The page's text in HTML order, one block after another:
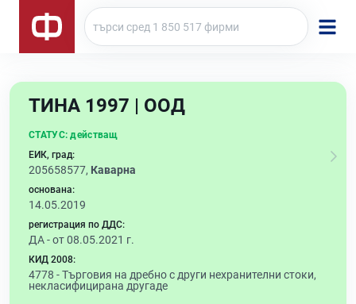
ТИНА 1997 | ООД
СТАТУС: действащ
ЕИК, град:
205658577, Каварна
основана:
14.05.2019
регистрация по ДДС:
ДА - от 08.05.2021 г.
КИД 2008:
4778 -Търговия на дребно с други нехранителни стоки,
некласифицирана другаде